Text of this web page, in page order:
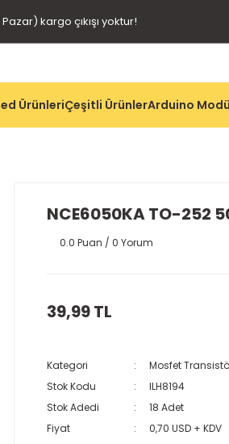
kargo çıkışı yoktur!
ÜrünleriÇeşitli ÜrünlerArduino
NCE6050KA TO-252
0.0 Puan / 0 Yorum
39,99 TL
Kategori
Mosfet
Stok Kodu
ILH8194
Stok Adedi
18 Adet
Fiyat
0,70 USD + KDV